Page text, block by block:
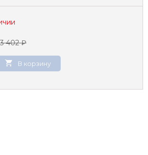
3 402₽
В корзину